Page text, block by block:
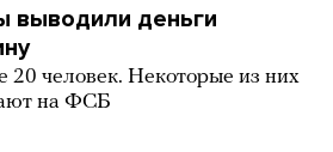
выводили деньги
человек. Некоторые из них
на ФСБ